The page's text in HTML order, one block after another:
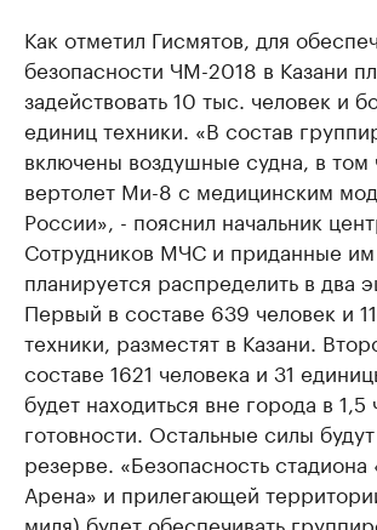
Как отметил Гисмятов, для
безопасности ЧМ-2018 в Казани
задействовать 10 тыс. человек и
единиц техники. «В состав
включены воздушные судна, в том
вертолет Ми-8 с медицинским
России», - пояснил начальник
Сотрудников МЧС и приданные
планируется распределить в два
Первый в составе 639 человек и
техники, разместят в Казани.
составе 1621 человека и 31
будет находиться вне города в 1,5
готовности. Остальные силы
резерве. «Безопасность стадиона
Арена» и прилегающей
миля) будет обеспечивать